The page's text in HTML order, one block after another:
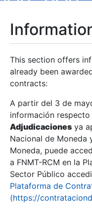
Show/Hide
Show/Hide
This section offers
already been
contracts:
A partir del 3 de
información respecto
Adjudicaciones ya
Nacional de Moneda
Moneda, puede
a FNMT-RCM en la
Sector Público
Plataforma de
(https://